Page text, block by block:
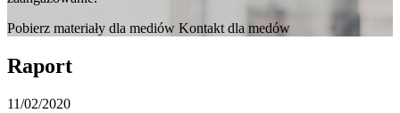
Pobierz materiały dla mediów Kontakt dla medów
Raport
11/02/2020